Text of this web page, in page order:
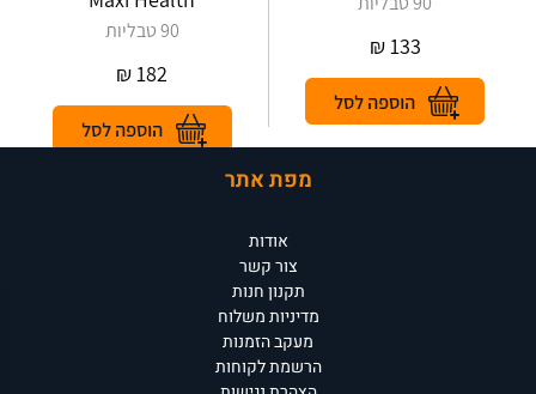
133
₪
90 טבליות
182
₪
מפת אתר
אודות
צור קשר
תקנון חנות
מדיניות משלוח
מעקב הזמנות
הרשמת לקוחות